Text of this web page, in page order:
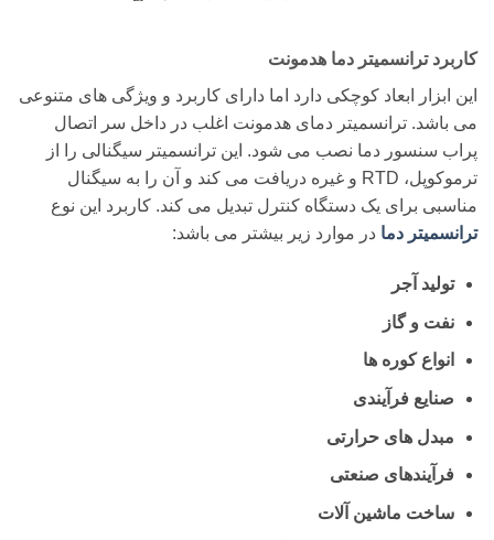
کاربرد ترانسمیتر دما هدمونت
این ابزار ابعاد کوچکی دارد اما دارای کاربرد و ویژگی های متنوعی
می باشد. ترانسمیتر دمای هدمونت اغلب در داخل سر اتصال
پراب سنسور دما نصب می شود. این ترانسمیتر سیگنالی را از
ترموکوپل، RTD و غیره دریافت می کند و آن را به سیگنال
مناسبی برای یک دستگاه کنترل تبدیل می کند. کاربرد این نوع
ترانسمیتر دما در موارد زیر بیشتر می باشد:
تولید آجر
نفت و گاز
انواع کوره ها
صنایع فرآیندی
مبدل های حرارتی
فرآیندهای صنعتی
ساخت ماشین آلات